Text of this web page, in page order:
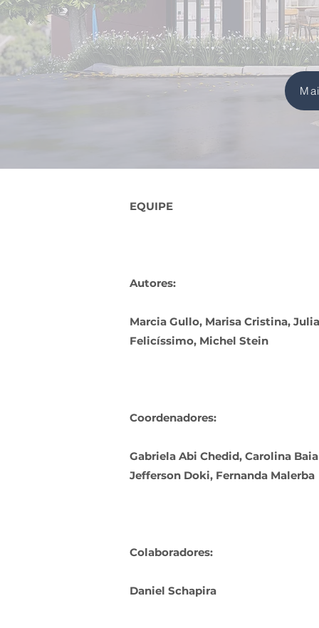
EQUIPE
Autores:
Marcia Gullo, Marisa Cristina,
Felicíssimo, Michel Stein
Coordenadores:
Gabriela Abi Chedid, Carolina
Jefferson Doki, Fernanda Malerba
Colaboradores:
Daniel Schapira